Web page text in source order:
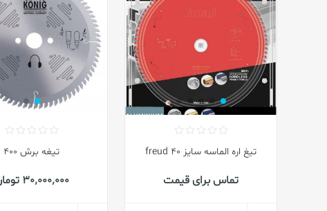
تیغ اره الماسه سایز ۴۰ freud
تماس برای قیمت
تیغه برش 400
30٬000٬000 تومان